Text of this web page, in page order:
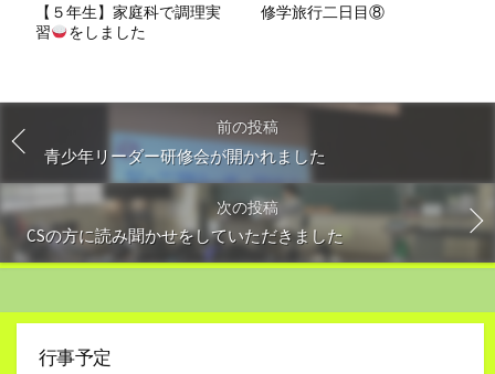
【５年生】家庭科で調理実
習
をしました
修学旅行二日目⑧
前の投稿
青少年リーダー研修会が開かれました
次の投稿
CSの方に読み聞かせをしていただきました
行事予定